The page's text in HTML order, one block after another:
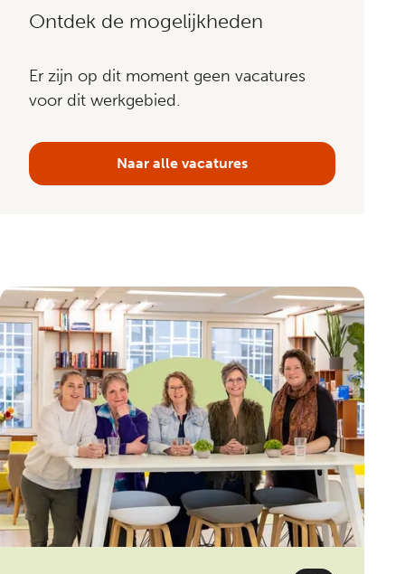
Ontdek de mogelijkheden
Er zijn op dit moment geen vacatures
voor dit werkgebied.
Naar alle vacatures